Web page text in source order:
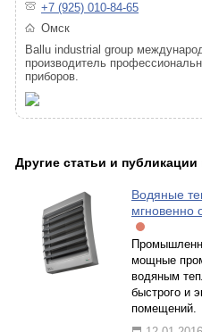
+7 (925) 010-84-65
Омск
Ballu industrial group
производитель
приборов.
Другие статьи и публикации
Водяные
мгновенно
мощные
водяным
быстрого и
помещений.